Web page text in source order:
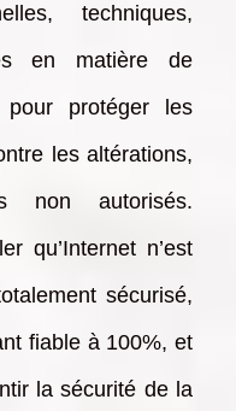
techniques,
en matière de
pour protéger les
les altérations,
non autorisés.
qu’Internet n’est
sécurisé,
fiable à 100%, et
la sécurité de la